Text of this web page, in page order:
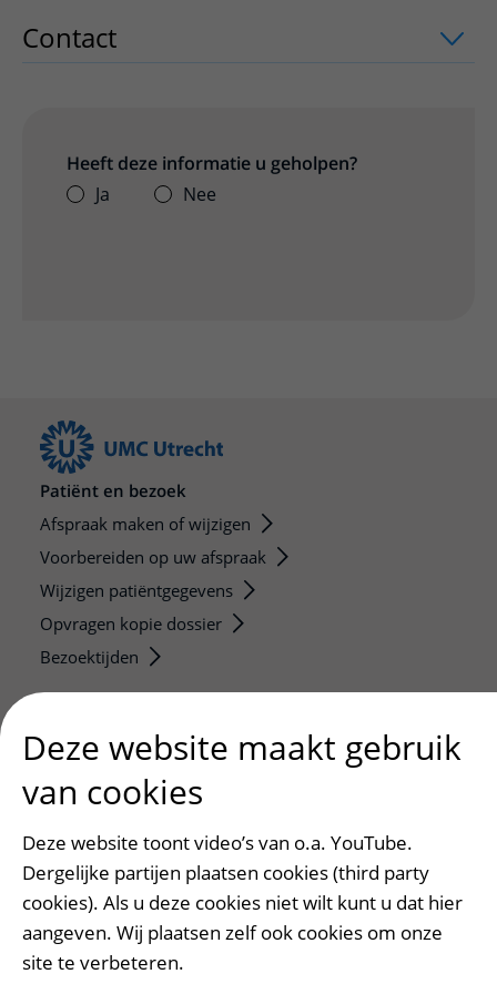
Contact uitklapper, klik om te openen
Heeft deze informatie u geholpen?
Ja
Nee
Patiënt en bezoek
Afspraak maken of wijzigen
Voorbereiden op uw afspraak
Wijzigen patiëntgegevens
Opvragen kopie dossier
Bezoektijden
Onze opleidingen
De Nieuwe Utrechtse School
Research
Strategic programs
Research groups
Researchers
Deze website maakt gebruik
van cookies
Deze website toont video’s van o.a. YouTube.
Dergelijke partijen plaatsen cookies (third party
cookies). Als u deze cookies niet wilt kunt u dat hier
aangeven. Wij plaatsen zelf ook cookies om onze
site te verbeteren.